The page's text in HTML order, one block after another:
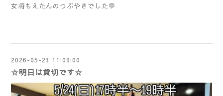
女将もえたんのつぶやきでした💬
2026-05-23 11:09:00
☆明日は貸切です☆